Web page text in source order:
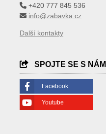
+420 777 845 536
info@zabavka.cz
Další kontakty
SPOJTE SE S NÁMI
Facebook
Youtube